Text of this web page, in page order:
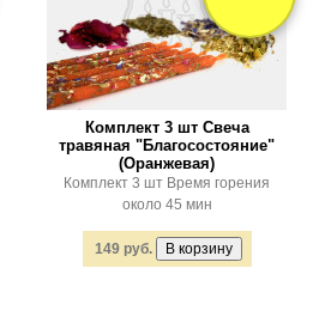
Комплект 3 шт Свеча
травяная "Благосостояние"
(Оранжевая)
Комплект 3 шт Время горения
около 45 мин
149 руб.